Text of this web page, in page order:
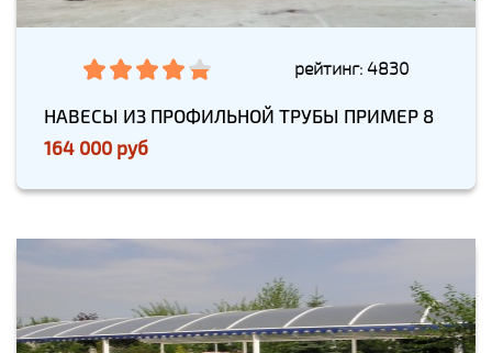
рейтинг: 4830
НАВЕСЫ ИЗ ПРОФИЛЬНОЙ ТРУБЫ ПРИМЕР 8
164 000 руб